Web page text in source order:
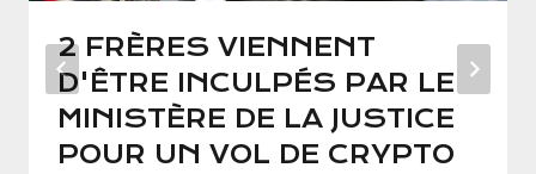
2 FRÈRES VIENNENT
D'ÊTRE INCULPÉS PAR LE
MINISTÈRE DE LA JUSTICE
POUR UN VOL DE CRYPTO